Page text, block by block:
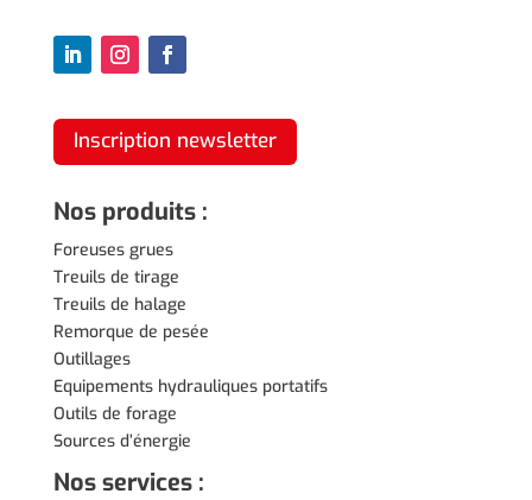
Inscription newsletter
Nos produits :
Foreuses grues
Treuils de tirage
Treuils de halage
Remorque de pesée
Outillages
Equipements hydrauliques portatifs
Outils de forage
Sources d’énergie
Nos services :